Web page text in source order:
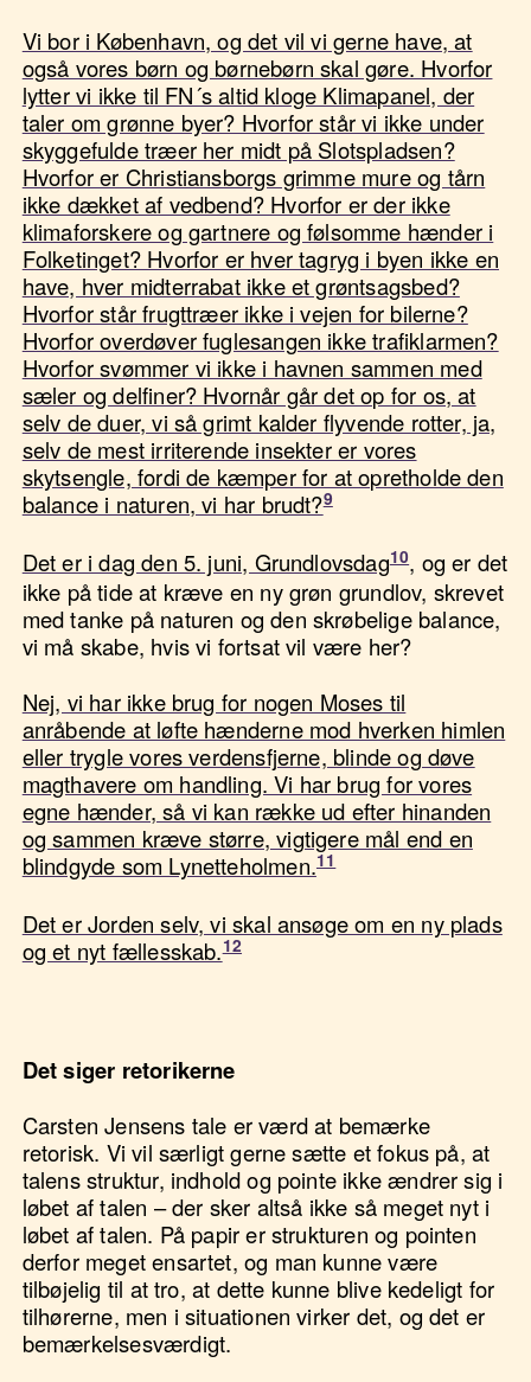
Vi bor i København, og det vil vi gerne have, at
også vores børn og børnebørn skal gøre. Hvorfor
lytter vi ikke til FN´s altid kloge Klimapanel, der
taler om grønne byer? Hvorfor står vi ikke under
skyggefulde træer her midt på Slotspladsen?
Hvorfor er Christiansborgs grimme mure og tårn
ikke dækket af vedbend? Hvorfor er der ikke
klimaforskere og gartnere og følsomme hænder i
Folketinget? Hvorfor er hver tagryg i byen ikke en
have, hver midterrabat ikke et grøntsagsbed?
Hvorfor står frugttræer ikke i vejen for bilerne?
Hvorfor overdøver fuglesangen ikke trafiklarmen?
Hvorfor svømmer vi ikke i havnen sammen med
sæler og delfiner? Hvornår går det op for os, at
selv de duer, vi så grimt kalder flyvende rotter, ja,
selv de mest irriterende insekter er vores
skytsengle, fordi de kæmper for at opretholde den
balance i naturen, vi har brudt?
Det er i dag den 5. juni, Grundlovsdag
, og er det
ikke på tide at kræve en ny grøn grundlov, skrevet
med tanke på naturen og den skrøbelige balance,
vi må skabe, hvis vi fortsat vil være her?
Nej, vi har ikke brug for nogen Moses til
anråbende at løfte hænderne mod hverken himlen
eller trygle vores verdensfjerne, blinde og døve
magthavere om handling. Vi har brug for vores
egne hænder, så vi kan række ud efter hinanden
og sammen kræve større, vigtigere mål end en
blindgyde som Lynetteholmen.
Det er Jorden selv, vi skal ansøge om en ny plads
og et nyt fællesskab.
Det siger retorikerne
Carsten Jensens tale er værd at bemærke
retorisk. Vi vil særligt gerne sætte et fokus på, at
talens struktur, indhold og pointe ikke ændrer sig i
løbet af talen – der sker altså ikke så meget nyt i
løbet af talen. På papir er strukturen og pointen
derfor meget ensartet, og man kunne være
tilbøjelig til at tro, at dette kunne blive kedeligt for
tilhørerne, men i situationen virker det, og det er
bemærkelsesværdigt.